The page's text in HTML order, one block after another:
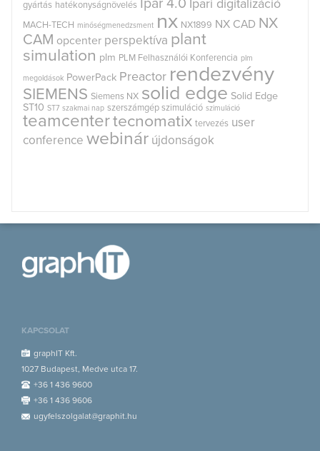
gyártás hatékonyságnövelés Ipar 4.0 Ipari digitalizáció
MACH-TECH minőségmenedzsment nx NX1899 NX CAD NX
CAM opcenter perspektíva plant
simulation plm PLM Felhasználói Konferencia plm
megoldások PowerPack Preactor rendezvény
SIEMENS Siemens NX solid edge Solid Edge
ST10 ST7 szakmai nap szerszámgép szimuláció szimuláció
teamcentertecnomatix tervezés user
conference webinár újdonságok
KAPCSOLAT
graphIT Kft.
1027 Budapest, Medve utca 17.
+36 1 436 9600
+36 1 436 9606
ugyfelszolgalat@graphit.hu